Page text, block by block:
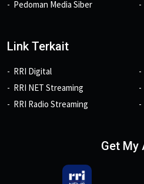
Pedoman Media Siber
Link Terkait
RRI Digital
RRI NET Streaming
RRI Radio Streaming
Get My